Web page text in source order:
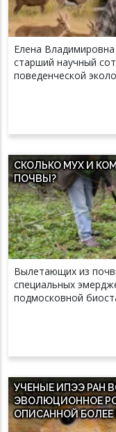
Елена Владимировна
старший научный
поведенческой
СКОЛЬКО МУХ И
ПОЧВЫ?
Вылетающих из
специальных
подмосковной
УЧЕНЫЕ ИПЭЭ РАН
ЭВОЛЮЦИОННОЕ
ОПИСАННОЙ БОЛЕЕ